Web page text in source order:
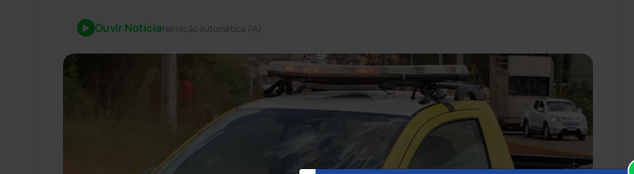
Ouvir NotíciaNarração automática (IA)